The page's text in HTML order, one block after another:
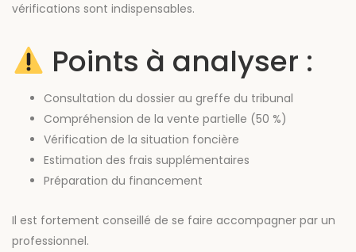
vérifications sont indispensables.
Points à analyser :
Consultation du dossier au greffe du tribunal
Compréhension de la vente partielle (50 %)
Vérification de la situation foncière
Estimation des frais supplémentaires
Préparation du financement
Il est fortement conseillé de se faire accompagner par un
professionnel.